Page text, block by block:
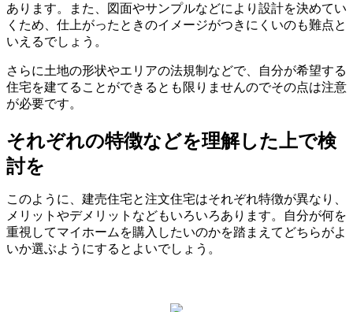
あります。また、図面やサンプルなどにより設計を決めてい
くため、仕上がったときのイメージがつきにくいのも難点と
いえるでしょう。
さらに土地の形状やエリアの法規制などで、自分が希望する
住宅を建てることができるとも限りませんのでその点は注意
が必要です。
それぞれの特徴などを理解した上で検
討を
このように、建売住宅と注文住宅はそれぞれ特徴が異なり、
メリットやデメリットなどもいろいろあります。自分が何を
重視してマイホームを購入したいのかを踏まえてどちらがよ
いか選ぶようにするとよいでしょう。